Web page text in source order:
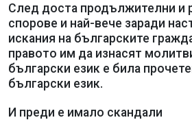
След доста продължителни и
спорове и най-вече заради
искания на българските
правото им да изнасят
български език е била
български език.
И преди е имало скандали